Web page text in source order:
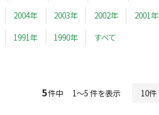
2004年 2003年 2002年
2001年
1991年 1990年 すべて
5件中 1～5 件を表示